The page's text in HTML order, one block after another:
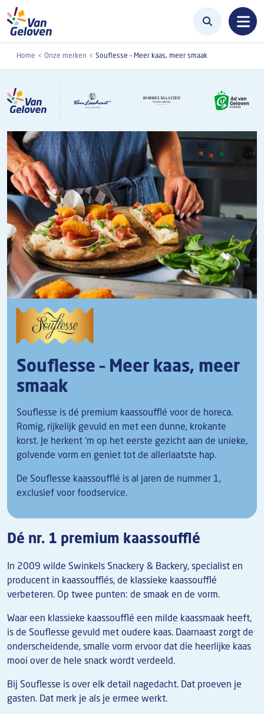
Overslaan en naar de inhoud gaan
Home Onze merken Souflesse – Meer kaas, meer smaak
Souflesse – Meer kaas, meer
smaak
Souflesse is dé premium kaassoufflé voor de horeca.
Romig, rijkelijk gevuld en met een dunne, krokante
korst. Je herkent 'm op het eerste gezicht aan de unieke,
golvende vorm en geniet tot de allerlaatste hap.
De Souflesse kaassoufflé is al jaren de nummer 1,
exclusief voor foodservice.
Dé nr. 1 premium kaassoufflé
In 2009 wilde Swinkels Snackery & Backery, specialist en
producent in kaassoufflés, de klassieke kaassoufflé
verbeteren. Op twee punten: de smaak en de vorm.
Waar een klassieke kaassoufflé een milde kaassmaak heeft,
is de Souflesse gevuld met oudere kaas. Daarnaast zorgt de
onderscheidende, smalle vorm ervoor dat die heerlijke kaas
mooi over de hele snack wordt verdeeld.
Bij Souflesse is over elk detail nagedacht. Dat proeven je
gasten. Dat merk je als je ermee werkt.